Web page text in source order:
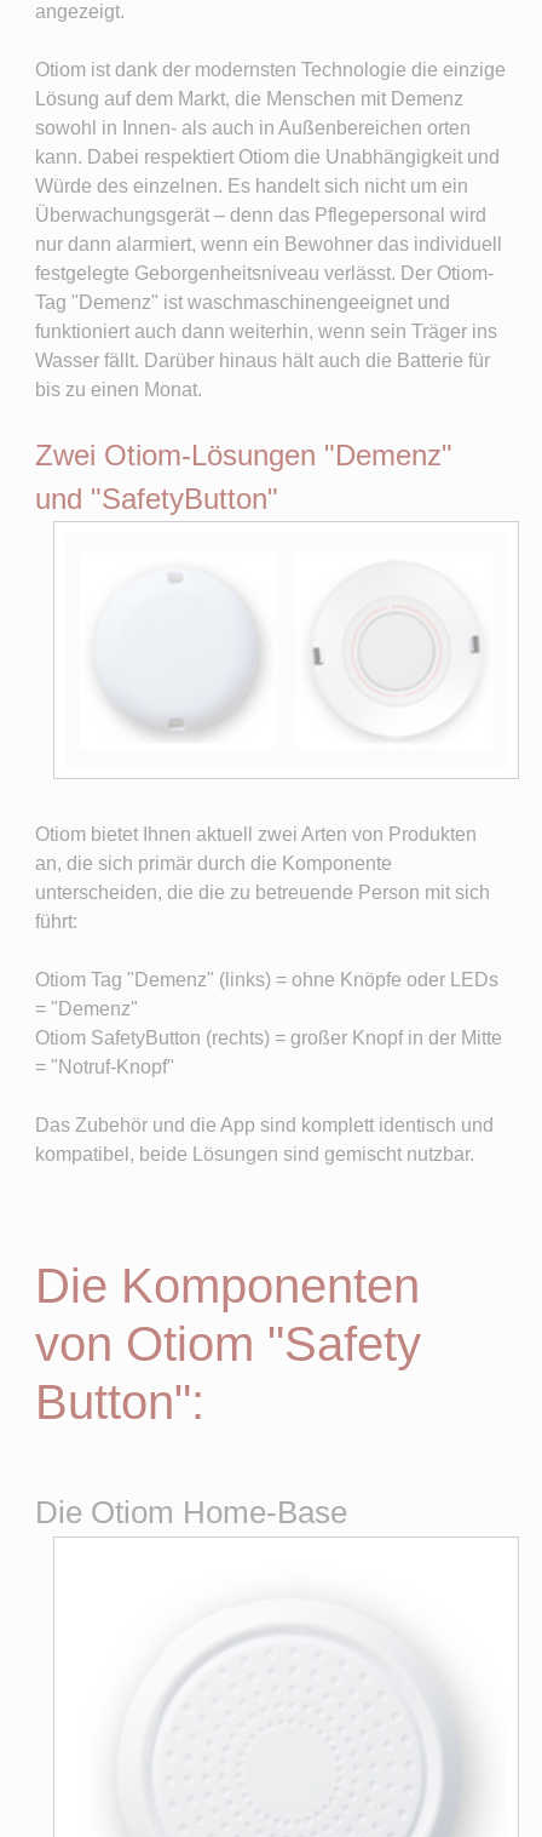
angezeigt.
Otiom ist dank der modernsten Technologie die einzige
Lösung auf dem Markt, die Menschen mit Demenz
sowohl in Innen- als auch in Außenbereichen orten
kann. Dabei respektiert Otiom die Unabhängigkeit und
Würde des einzelnen. Es handelt sich nicht um ein
Überwachungsgerät – denn das Pflegepersonal wird
nur dann alarmiert, wenn ein Bewohner das individuell
festgelegte Geborgenheitsniveau verlässt. Der Otiom-
Tag "Demenz" ist waschmaschinengeeignet und
funktioniert auch dann weiterhin, wenn sein Träger ins
Wasser fällt. Darüber hinaus hält auch die Batterie für
bis zu einen Monat.
Zwei Otiom-Lösungen "Demenz"
und "SafetyButton"
Otiom bietet Ihnen aktuell zwei Arten von Produkten
an, die sich primär durch die Komponente
unterscheiden, die die zu betreuende Person mit sich
führt:
Otiom Tag "Demenz" (links) = ohne Knöpfe oder LEDs
= "Demenz"
Otiom SafetyButton (rechts) = großer Knopf in der Mitte
= "Notruf-Knopf"
Das Zubehör und die App sind komplett identisch und
kompatibel, beide Lösungen sind gemischt nutzbar.
Die Komponenten
von Otiom "Safety
Button":
Die Otiom Home-Base